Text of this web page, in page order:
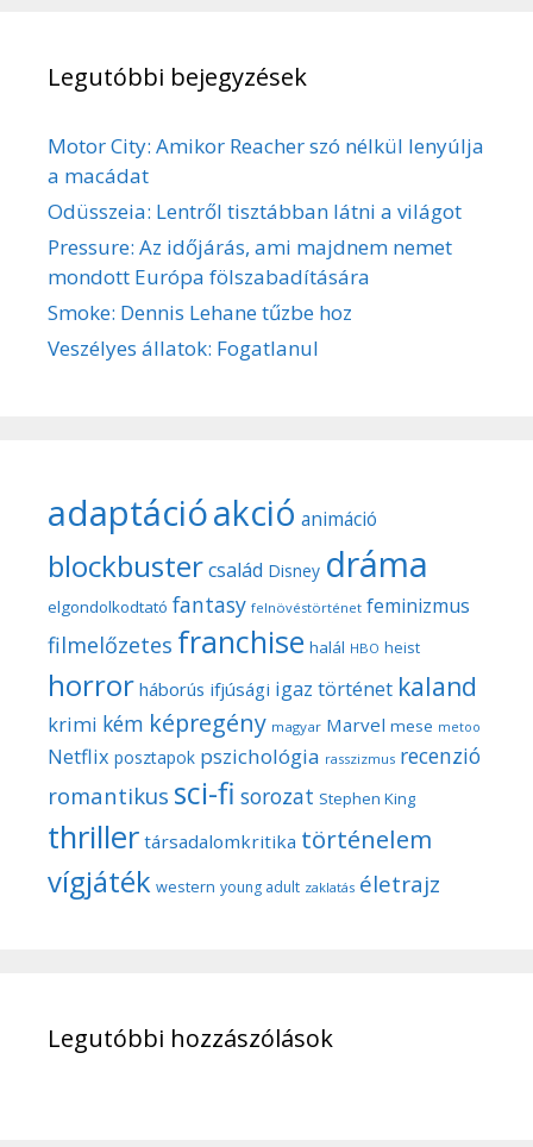
Legutóbbi bejegyzések
Motor City: Amikor Reacher szó nélkül lenyúlja
a macádat
Odüsszeia: Lentről tisztábban látni a világot
Pressure: Az időjárás, ami majdnem nemet
mondott Európa fölszabadítására
Smoke: Dennis Lehane tűzbe hoz
Veszélyes állatok: Fogatlanul
adaptációakció animáció
blockbustercsalád Disney dráma
elgondolkodtató fantasy felnövéstörténet feminizmus
filmelőzetes franchise halál HBO heist
horror háborús ifjúsági igaz történet kaland
krimi kém képregény magyar Marvel mese metoo
Netflix posztapok pszichológia rasszizmus recenzió
romantikus sci-fi sorozat Stephen King
thriller társadalomkritika történelem
vígjáték western young adult zaklatás életrajz
Legutóbbi hozzászólások